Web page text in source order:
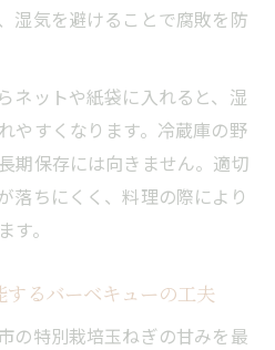
する収穫と熟成の工夫
湿気を避けることで腐敗を防
ネットや紙袋に入れると、湿
やすくなります。冷蔵庫の野
期保存には向きません。適切
落ちにくく、料理の際により
。
るバーベキューの工夫
の特別栽培玉ねぎの甘みを最